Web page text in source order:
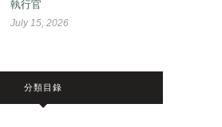
執行官
July 15, 2026
分類目錄